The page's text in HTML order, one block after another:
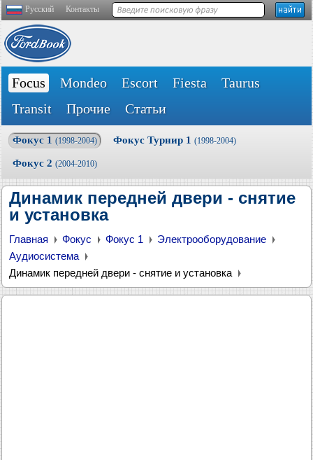
Русский Контакты
Focus Mondeo Escort Fiesta
Taurus
Transit
Прочие Статьи
Фокус 1 (1998-2004) Фокус Турнир 1 (1998-2004)
Фокус 2 (2004-2010)
Динамик передней двери - снятие
и установка
Главная Фокус Фокус 1
Электрооборудование
Аудиосистема
Динамик передней двери - снятие и установка